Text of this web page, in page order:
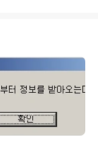
.
피